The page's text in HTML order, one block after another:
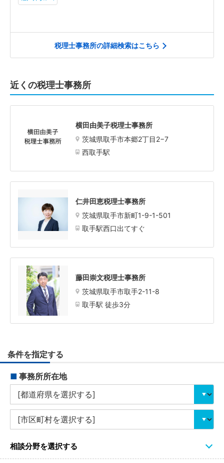
税理士事務所の詳細検索はこちら
近くの税理士事務所
横田由美子税理士事務所
茨城県取手市本郷2丁目2−7
西取手駅
仁井田恵税理士事務所
茨城県取手市新町1-9-1-501
取手駅西口出てすぐ
藤田崇文税理士事務所
茨城県取手市取手2-11-8
取手駅 徒歩3分
条件を指定する
■ 事務所所在地
相談分野を選択する